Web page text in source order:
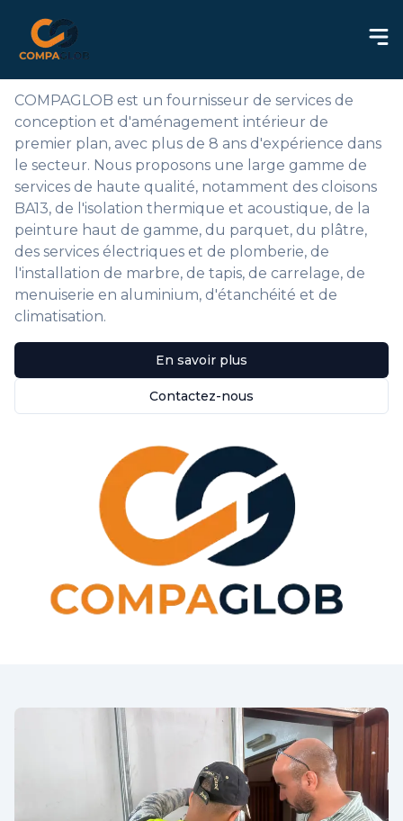
À propos de COMPAGLOB
COMPAGLOB est un fournisseur de services de
conception et d'aménagement intérieur de
premier plan, avec plus de 8 ans d'expérience dans
le secteur. Nous proposons une large gamme de
services de haute qualité, notamment des cloisons
BA13, de l'isolation thermique et acoustique, de la
peinture haut de gamme, du parquet, du plâtre,
des services électriques et de plomberie, de
l'installation de marbre, de tapis, de carrelage, de
menuiserie en aluminium, d'étanchéité et de
climatisation.
En savoir plus
Contactez-nous